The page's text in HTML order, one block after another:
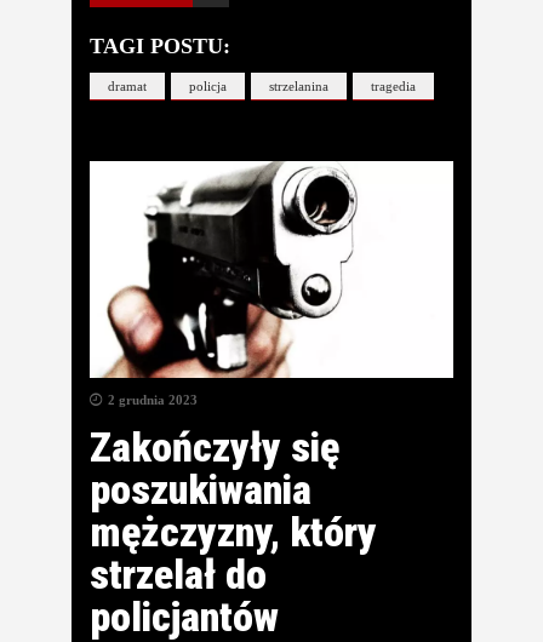
TAGI POSTU:
dramat policja strzelanina tragedia
2 grudnia 2023
Zakończyły się
poszukiwania
mężczyzny, który
strzelał do
policjantów